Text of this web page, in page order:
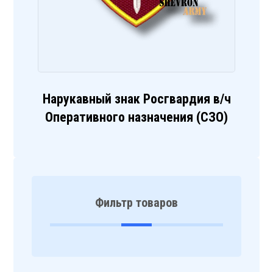
Нарукавный знак Росгвардия в/ч
Оперативного назначения (СЗО)
Фильтр товаров